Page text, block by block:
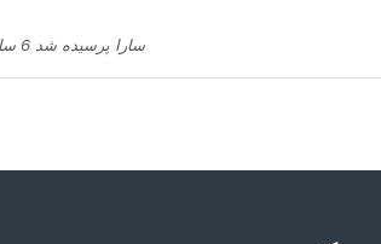
سارا پرسیده شد 6 سال قبل